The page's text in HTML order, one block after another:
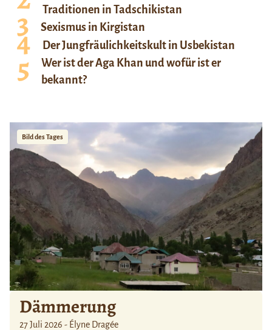
Traditionen in Tadschikistan
Sexismus in Kirgistan
Der Jungfräulichkeitskult in Usbekistan
Wer ist der Aga Khan und wofür ist er
bekannt?
Bild des Tages
Dämmerung
27 Juli 2026 - Élyne Dragée